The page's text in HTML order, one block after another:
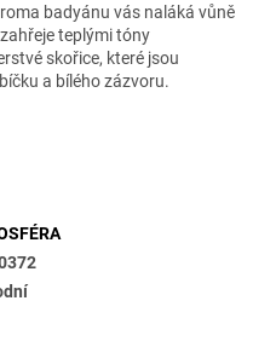
badyánu vás naláká vůně
teplými tóny
skořice, které jsou
a bílého zázvoru.